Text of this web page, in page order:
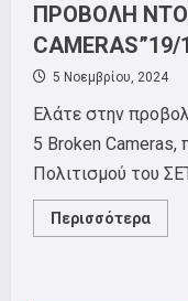
ΠΡΟΒΟΛΗ
CAMERAS”19/
5 Νοεμβρίου, 2024
Ελάτε στην
5 Broken Cameras,
Πολιτισμού του
Περισσότερα
more